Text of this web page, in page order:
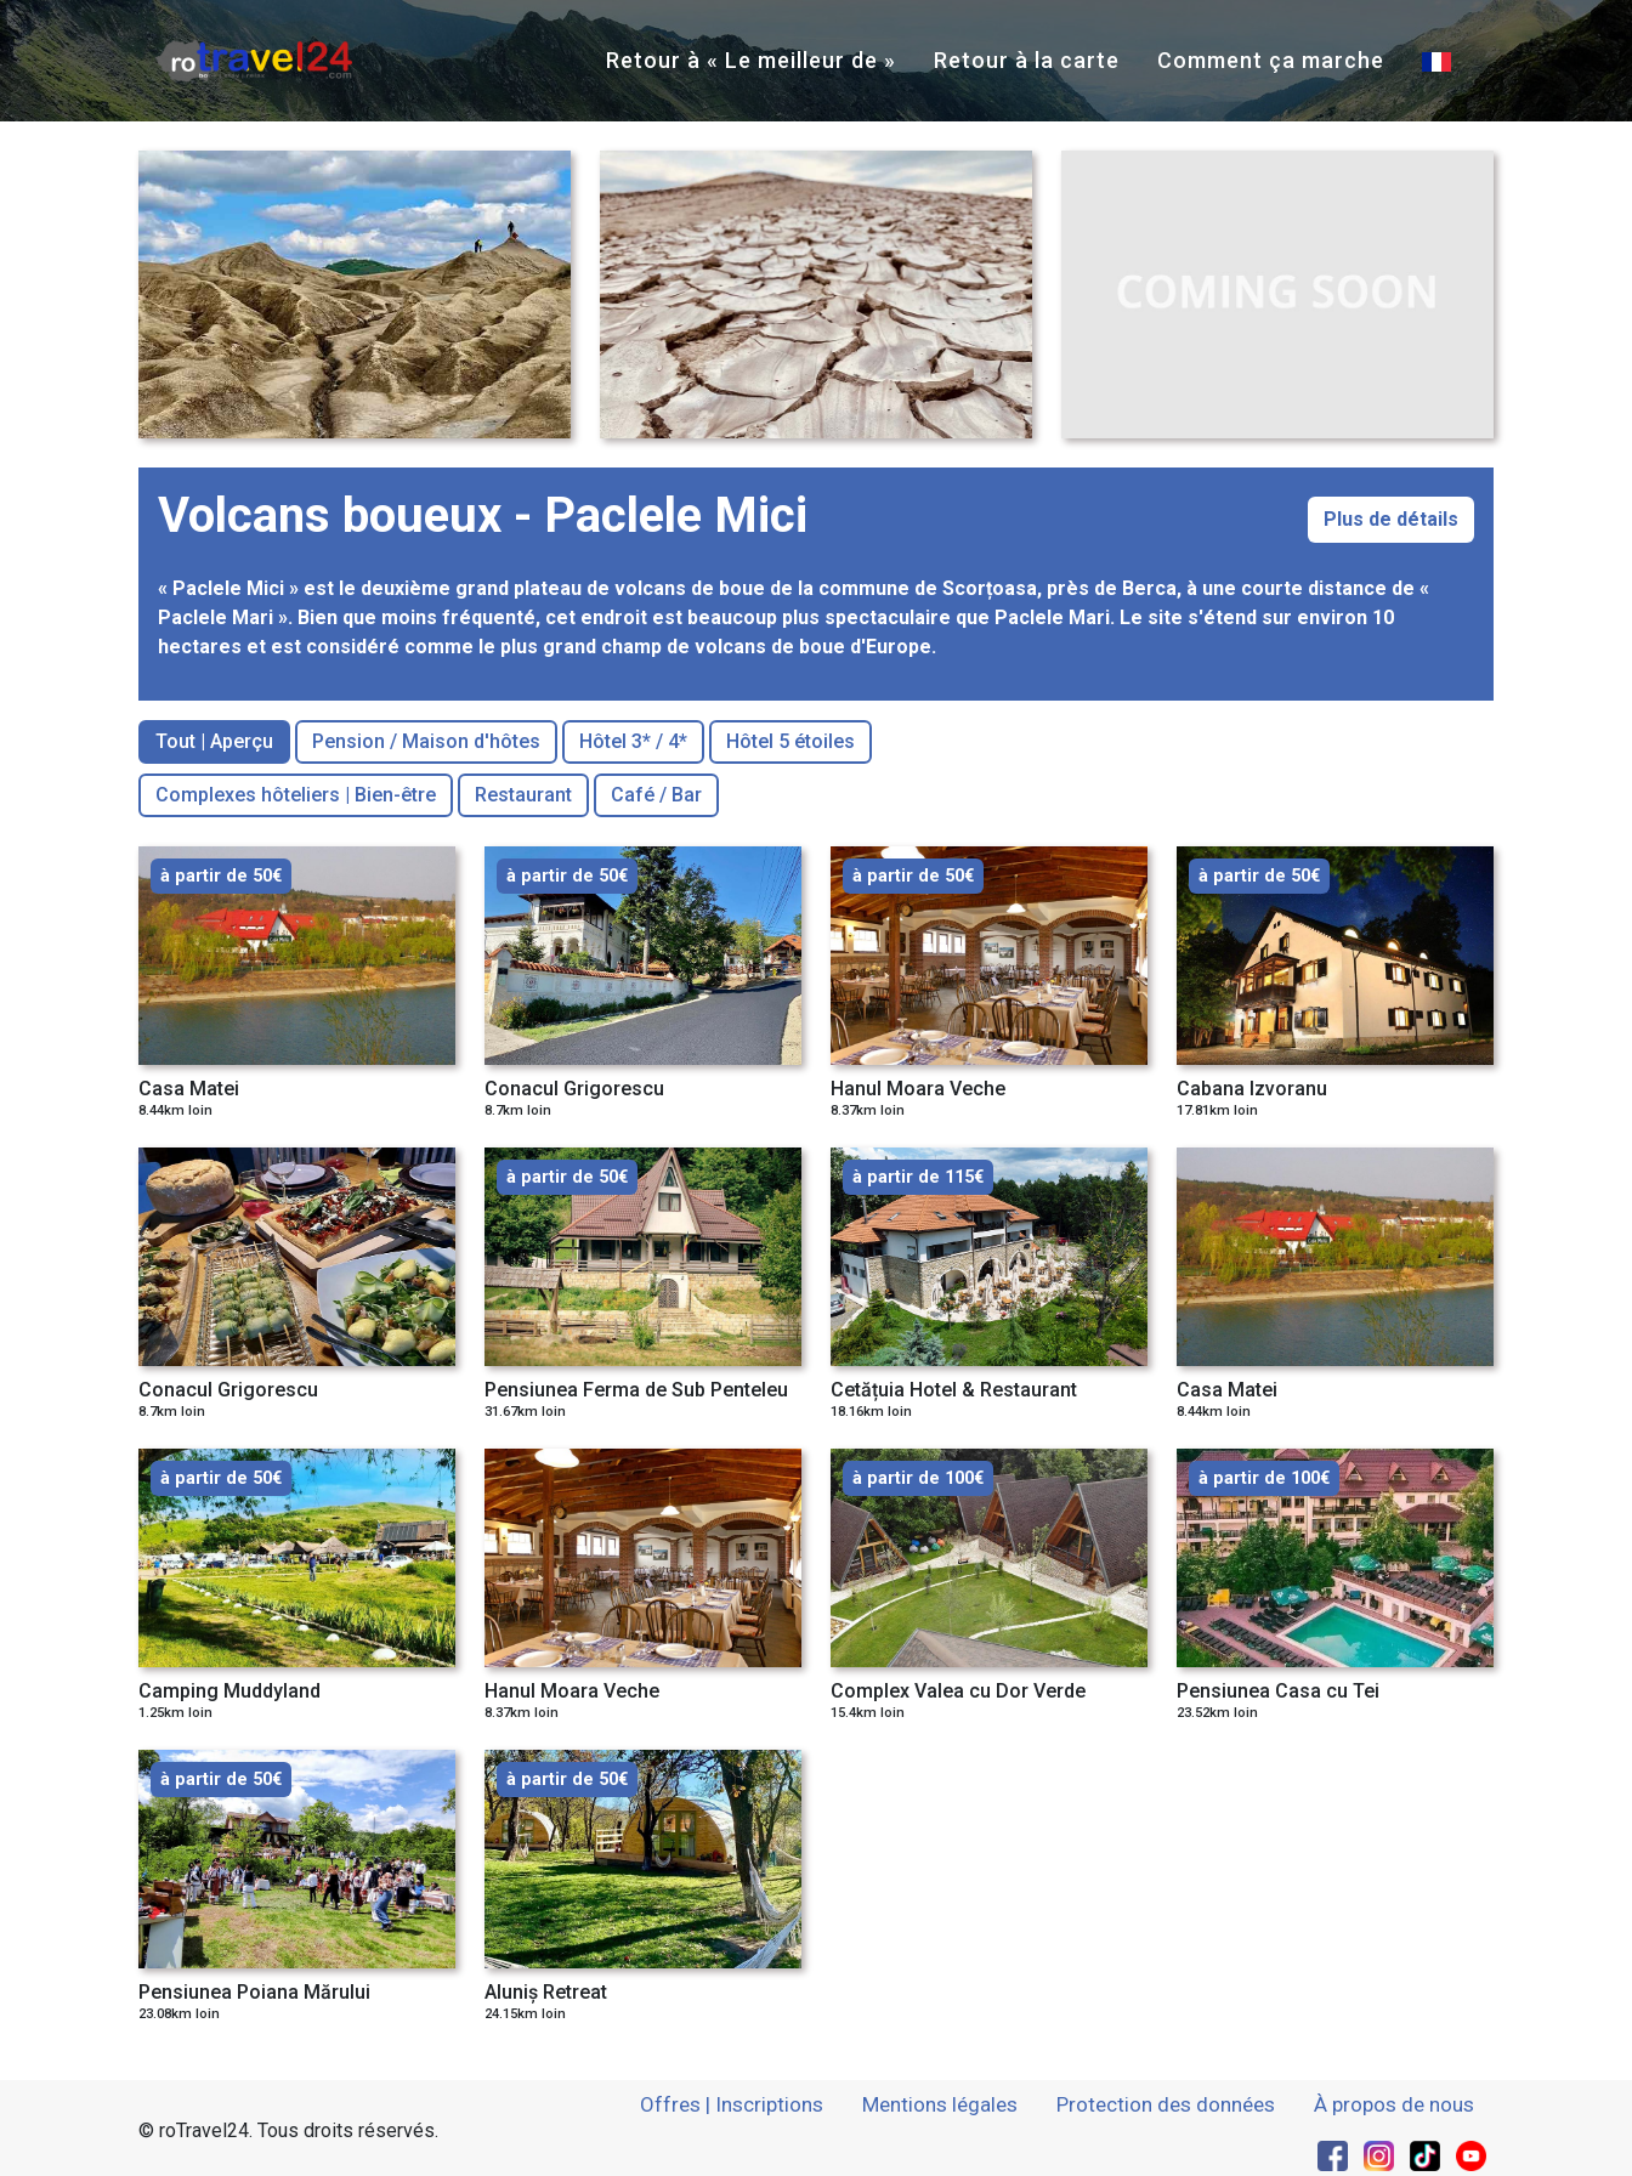
Retour à « Le meilleur de » Retour à la carte Comment ça marche
Volcans boueux - Paclele Mici Plus de détails
« Paclele Mici » est le deuxième grand plateau de volcans de boue de la commune de Scorțoasa, près de Berca, à une courte distance de «
Paclele Mari ». Bien que moins fréquenté, cet endroit est beaucoup plus spectaculaire que Paclele Mari. Le site s'étend sur environ 10
hectares et est considéré comme le plus grand champ de volcans de boue d'Europe.
Tout | Aperçu Pension / Maison d'hôtes Hôtel 3* / 4* Hôtel 5 étoiles
Complexes hôteliers | Bien-être Restaurant Café / Bar
à partir de 50€
Casa Matei
8.44km loin
à partir de 50€
Conacul Grigorescu
8.7km loin
à partir de 50€
Hanul Moara Veche
8.37km loin
à partir de 50€
Cabana Izvoranu
17.81km loin
Conacul Grigorescu
8.7km loin
à partir de 50€
Pensiunea Ferma de Sub Penteleu
31.67km loin
à partir de 115€
Cetățuia Hotel & Restaurant
18.16km loin
Casa Matei
8.44km loin
à partir de 50€
Camping Muddyland
1.25km loin
Hanul Moara Veche
8.37km loin
à partir de 100€
Complex Valea cu Dor Verde
15.4km loin
à partir de 100€
Pensiunea Casa cu Tei
23.52km loin
à partir de 50€
Pensiunea Poiana Mărului
23.08km loin
à partir de 50€
Aluniș Retreat
24.15km loin
© roTravel24. Tous droits réservés.
Offres | Inscriptions Mentions légales Protection des données À propos de nous